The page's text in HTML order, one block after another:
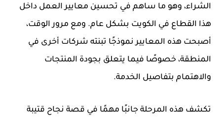
الشراء، وهو ما ساهم في تحسين معايير العمل داخل
هذا القطاع في الكويت بشكل عام. ومع مرور الوقت،
أصبحت هذه المعايير نموذجًا تبنته شركات أخرى في
المنطقة، خصوصًا فيما يتعلق بجودة المنتجات
والاهتمام بتفاصيل الخدمة.
تكشف هذه المرحلة جانبًا مهمًا في قصة نجاح قتيبة